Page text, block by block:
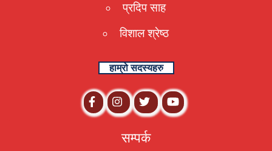
प्रदिप साह
विशाल श्रेष्ठ
हाम्रो सदस्यहरु
सम्पर्क